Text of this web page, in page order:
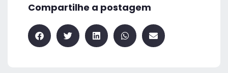
Compartilhe a postagem